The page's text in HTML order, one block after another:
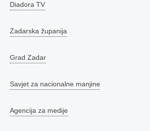
Diadora TV
Zadarska županija
Grad Zadar
Savjet za nacionalne manjine
Agencija za medije